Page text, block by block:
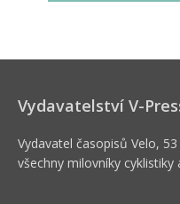
Vydavatelství V-
Vydavatel časopisů Velo,
všechny milovníky cyklistiky